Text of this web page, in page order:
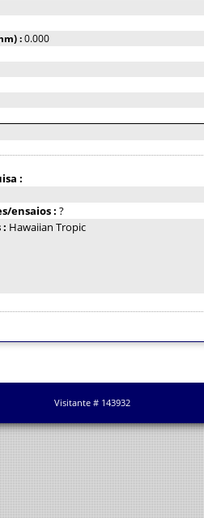
:0.000
:
ensaios : ?
: Hawaiian Tropic
Visitante # 143932